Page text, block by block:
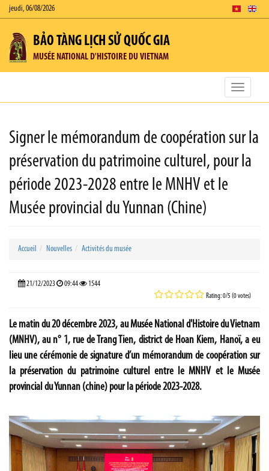
jeudi, 06/08/2026
BẢO TÀNG LỊCH SỬ QUỐC GIA
MUSÉE NATIONAL D'HISTOIRE DU VIETNAM
Toggle
Signer le mémorandum de coopération sur la
préservation du patrimoine culturel, pour la
période 2023-2028 entre le MNHV et le
Musée provincial du Yunnan (Chine)
Accueil Nouvelles Activités du musée
21/12/2023 09:44 1544
Rating: 0/5 (0 votes)
Le matin du 20 décembre 2023, au Musée National d'Histoire du Vietnam
(MNHV), au n° 1, rue de Trang Tien, district de Hoan Kiem, Hanoï, a eu
lieu une cérémonie de signature d’un mémorandum de coopération sur
la préservation du patrimoine culturel entre le MNHV et le Musée
provincial du Yunnan (chine) pour la période 2023-2028.